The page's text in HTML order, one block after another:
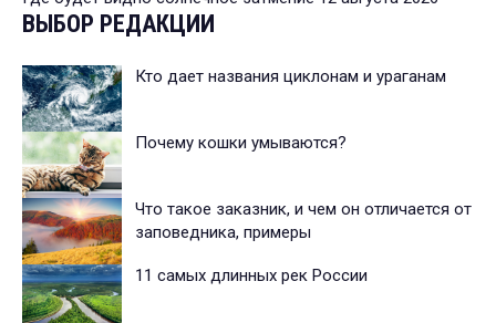
ВЫБОР РЕДАКЦИИ
Кто дает названия циклонам и ураганам
Почему кошки умываются?
Что такое заказник, и чем он отличается от
заповедника, примеры
11 самых длинных рек России